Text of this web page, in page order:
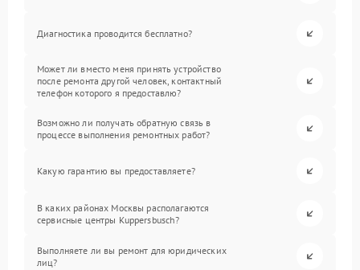
Диагностика проводится бесплатно?
Может ли вместо меня принять устройство
после ремонта другой человек, контактный
телефон которого я предоставлю?
Возможно ли получать обратную связь в
процессе выполнения ремонтных работ?
Какую гарантию вы предоставляете?
В каких районах Москвы располагаются
сервисные центры Kuppersbusch?
Выполняете ли вы ремонт для юридических
лиц?